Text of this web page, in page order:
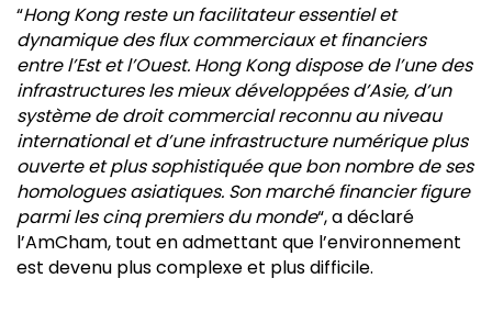
“Hong Kong reste un facilitateur essentiel et
dynamique des flux commerciaux et financiers
entre l’Est et l’Ouest. Hong Kong dispose de l’une des
infrastructures les mieux développées d’Asie, d’un
système de droit commercial reconnu au niveau
international et d’une infrastructure numérique plus
ouverte et plus sophistiquée que bon nombre de ses
homologues asiatiques. Son marché financier figure
parmi les cinq premiers du monde“, a déclaré
l’AmCham, tout en admettant que l’environnement
est devenu plus complexe et plus difficile.